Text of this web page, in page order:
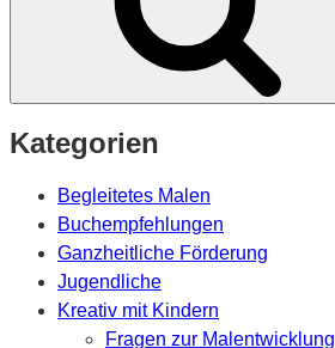
Kategorien
Begleitetes Malen
Buchempfehlungen
Ganzheitliche Förderung
Jugendliche
Kreativ mit Kindern
Fragen zur Malentwicklung